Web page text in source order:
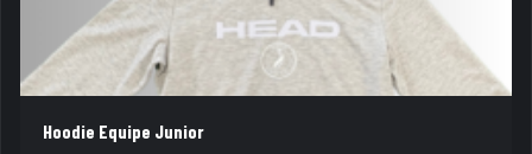
Hoodie Equipe Junior